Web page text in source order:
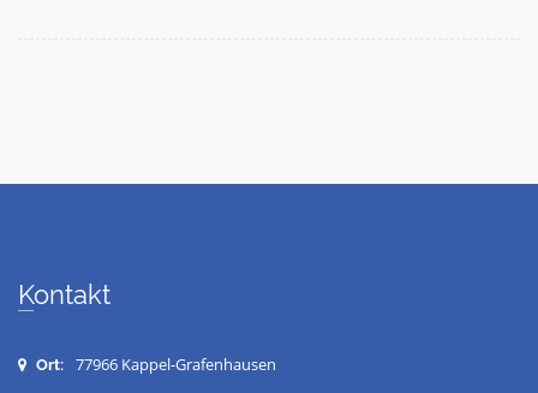
Kontakt
Ort: 77966 Kappel-Grafenhausen